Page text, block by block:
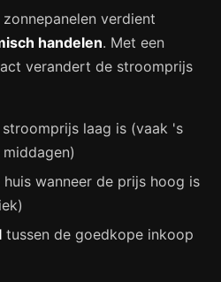
verdient
handelen. Met een
verandert de stroomprijs
laag is (vaak 's
huis wanneer de prijs hoog is
tussen de goedkope inkoop